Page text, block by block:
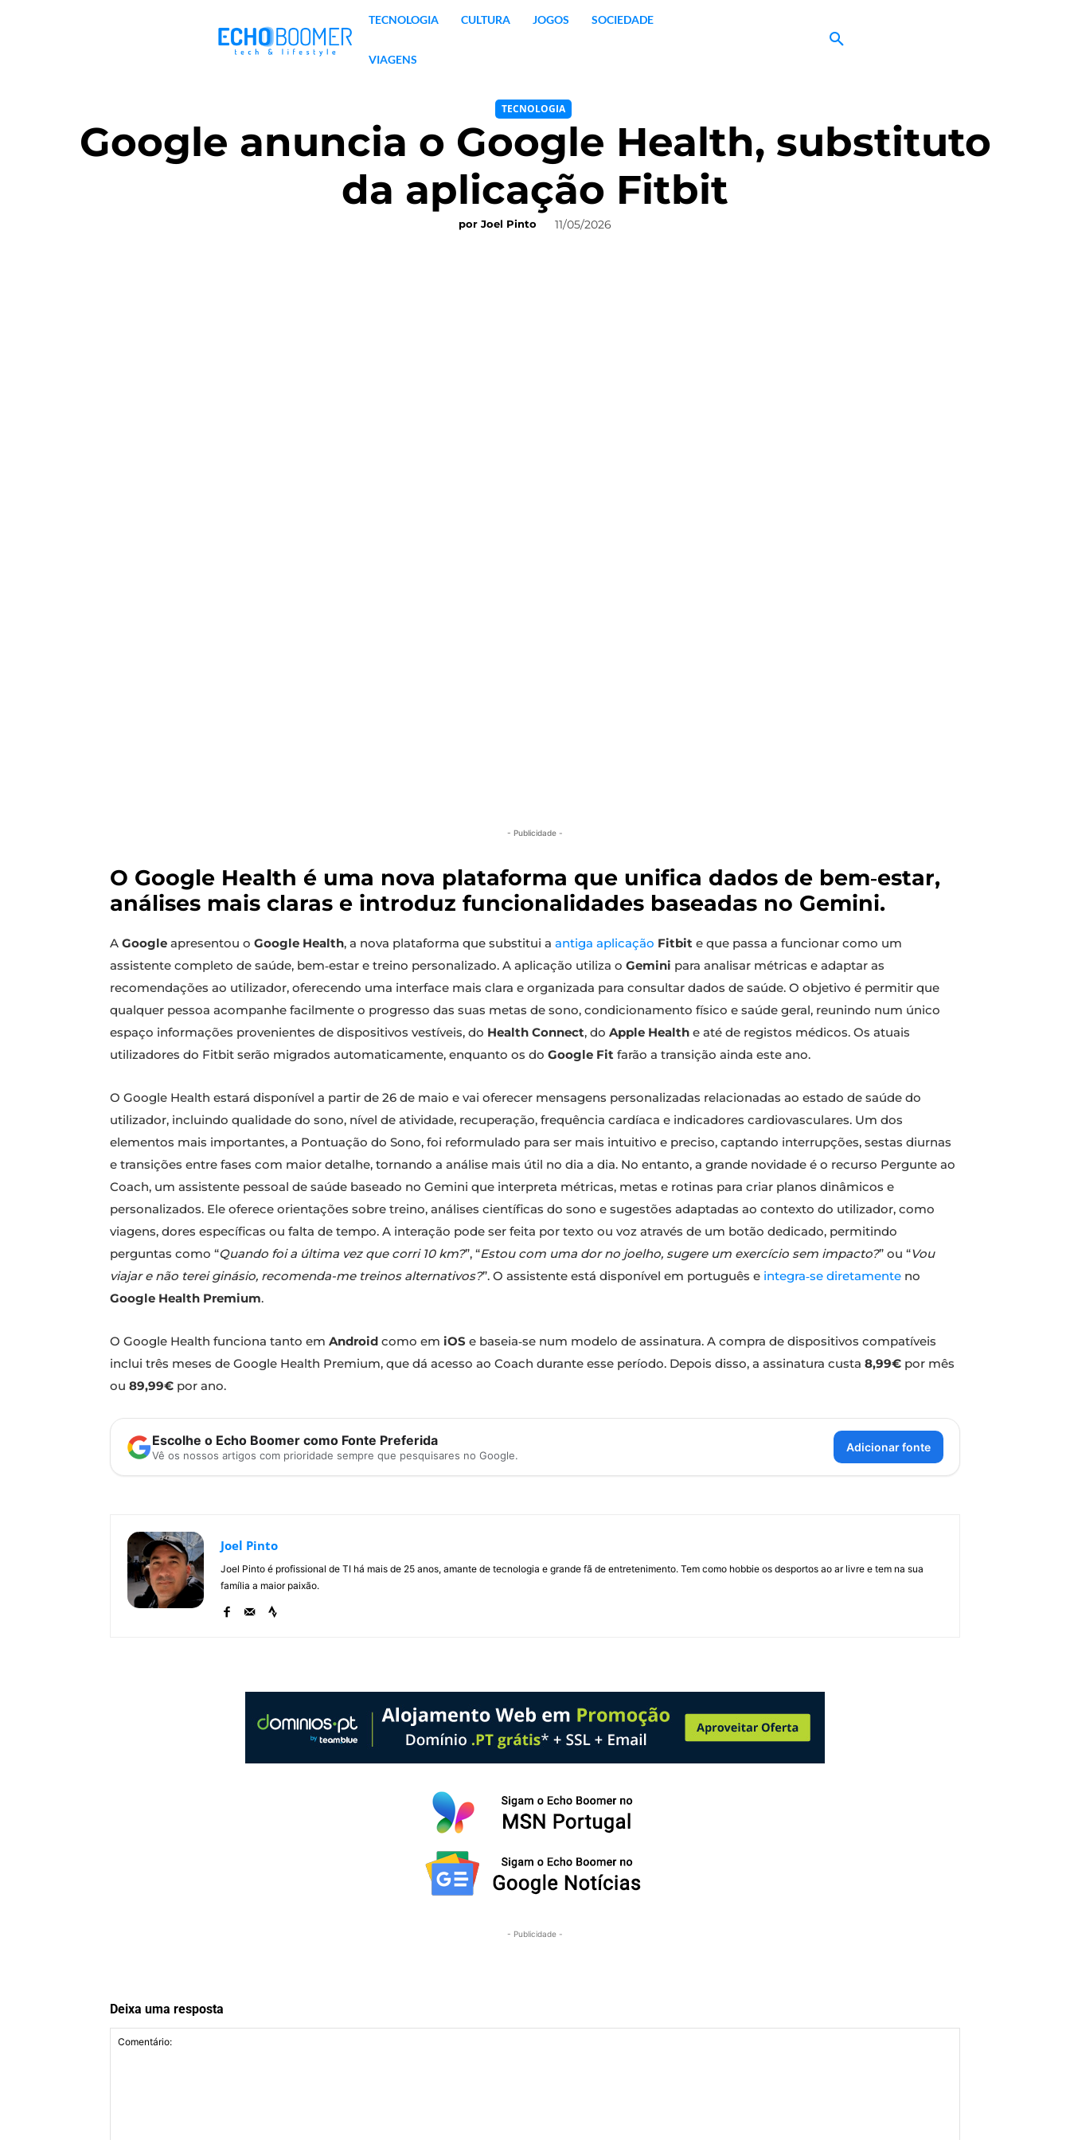
TECNOLOGIA CULTURA JOGOS SOCIEDADE
VIAGENS
TECNOLOGIA
Google anuncia o Google Health, substituto
da aplicação Fitbit
por Joel Pinto 11/05/2026
- Publicidade -
O Google Health é uma nova plataforma que unifica dados de bem‑estar,
análises mais claras e introduz funcionalidades baseadas no Gemini.
A Google apresentou o Google Health, a nova plataforma que substitui a antiga aplicação Fitbit e que passa a funcionar como um
assistente completo de saúde, bem‑estar e treino personalizado. A aplicação utiliza o Gemini para analisar métricas e adaptar as
recomendações ao utilizador, oferecendo uma interface mais clara e organizada para consultar dados de saúde. O objetivo é permitir que
qualquer pessoa acompanhe facilmente o progresso das suas metas de sono, condicionamento físico e saúde geral, reunindo num único
espaço informações provenientes de dispositivos vestíveis, do Health Connect, do Apple Health e até de registos médicos. Os atuais
utilizadores do Fitbit serão migrados automaticamente, enquanto os do Google Fit farão a transição ainda este ano.
O Google Health estará disponível a partir de 26 de maio e vai oferecer mensagens personalizadas relacionadas ao estado de saúde do
utilizador, incluindo qualidade do sono, nível de atividade, recuperação, frequência cardíaca e indicadores cardiovasculares. Um dos
elementos mais importantes, a Pontuação do Sono, foi reformulado para ser mais intuitivo e preciso, captando interrupções, sestas diurnas
e transições entre fases com maior detalhe, tornando a análise mais útil no dia a dia. No entanto, a grande novidade é o recurso Pergunte ao
Coach, um assistente pessoal de saúde baseado no Gemini que interpreta métricas, metas e rotinas para criar planos dinâmicos e
personalizados. Ele oferece orientações sobre treino, análises científicas do sono e sugestões adaptadas ao contexto do utilizador, como
viagens, dores específicas ou falta de tempo. A interação pode ser feita por texto ou voz através de um botão dedicado, permitindo
perguntas como “Quando foi a última vez que corri 10 km?”, “Estou com uma dor no joelho, sugere um exercício sem impacto?” ou “Vou
viajar e não terei ginásio, recomenda-me treinos alternativos?”. O assistente está disponível em português e integra‑se diretamente no
Google Health Premium.
O Google Health funciona tanto em Android como em iOS e baseia‑se num modelo de assinatura. A compra de dispositivos compatíveis
inclui três meses de Google Health Premium, que dá acesso ao Coach durante esse período. Depois disso, a assinatura custa 8,99€ por mês
ou 89,99€ por ano.
Escolhe o Echo Boomer como Fonte Preferida
Vê os nossos artigos com prioridade sempre que pesquisares no Google.
Adicionar fonte
Joel Pinto
Joel Pinto é profissional de TI há mais de 25 anos, amante de tecnologia e grande fã de entretenimento. Tem como hobbie os desportos ao ar livre e tem na sua
família a maior paixão.
- Publicidade -
Deixa uma resposta